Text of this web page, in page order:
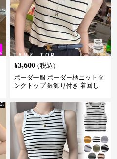
¥3,600 (税込)
ボーダー服 ボーダー柄ニットタ
ンクトップ 銀飾り付き 着回し